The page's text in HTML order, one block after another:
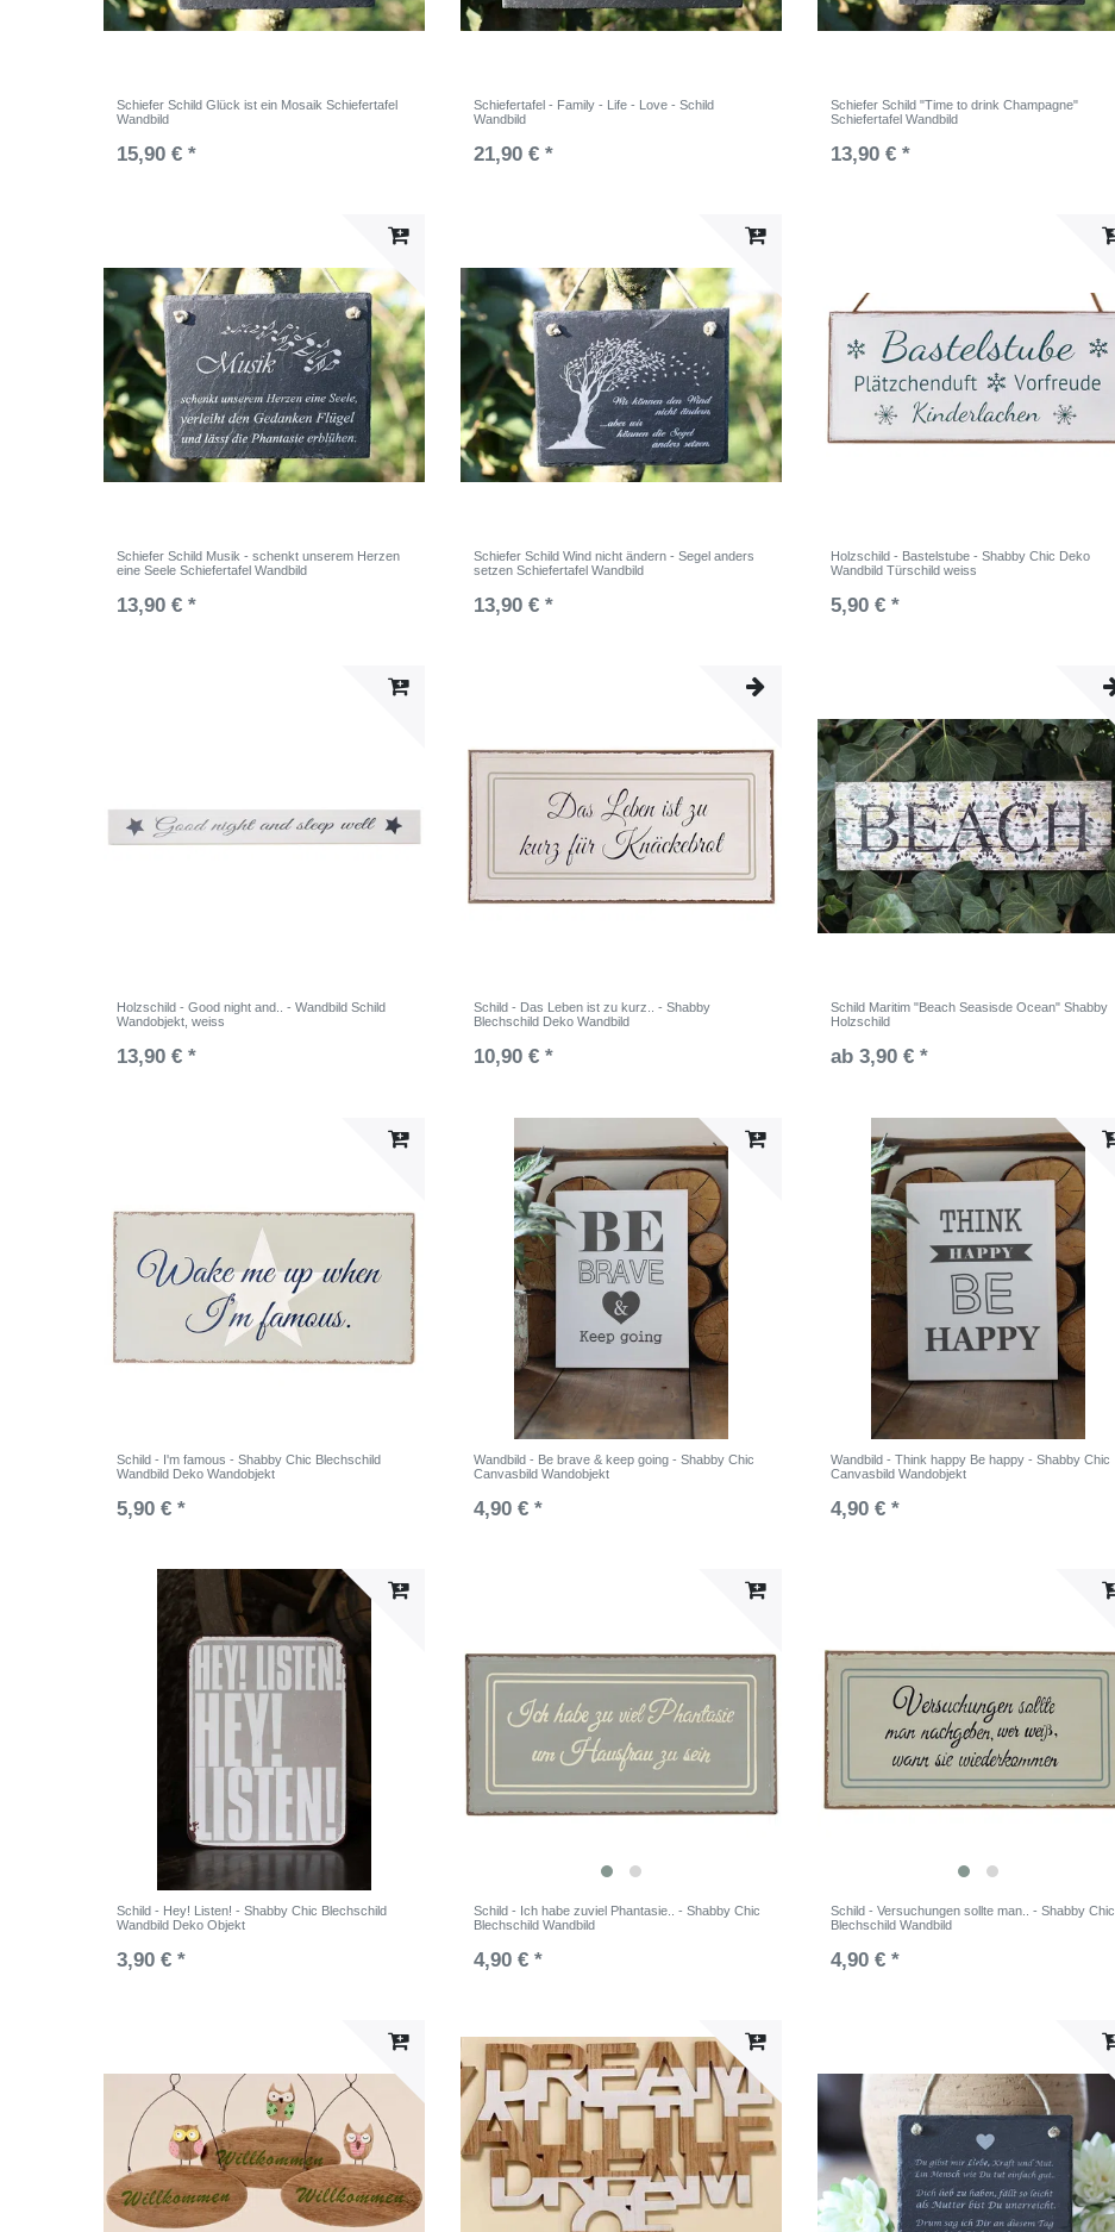
Schiefer Schild Glück ist ein Mosaik Schiefertafel
Wandbild
15,90 € *
Schiefertafel - Family - Life - Love - Schild
Wandbild
21,90 € *
Schiefer Schild "Time to drink Champagne"
Schiefertafel Wandbild
13,90 € *
Schiefer Schild Musik - schenkt unserem Herzen
eine Seele Schiefertafel Wandbild
13,90 € *
Schiefer Schild Wind nicht ändern - Segel anders
setzen Schiefertafel Wandbild
13,90 € *
Holzschild - Bastelstube - Shabby Chic Deko
Wandbild Türschild weiss
5,90 € *
Holzschild - Good night and.. - Wandbild Schild
Wandobjekt, weiss
13,90 € *
Schild - Das Leben ist zu kurz.. - Shabby
Blechschild Deko Wandbild
10,90 € *
Schild Maritim "Beach Seasisde Ocean" Shabby
Holzschild
ab 3,90 € *
Schild - I'm famous - Shabby Chic Blechschild
Wandbild Deko Wandobjekt
5,90 € *
Wandbild - Be brave & keep going - Shabby Chic
Canvasbild Wandobjekt
4,90 € *
Wandbild - Think happy Be happy - Shabby Chic
Canvasbild Wandobjekt
4,90 € *
Schild - Hey! Listen! - Shabby Chic Blechschild
Wandbild Deko Objekt
3,90 € *
Schild - Ich habe zuviel Phantasie.. - Shabby Chic
Blechschild Wandbild
4,90 € *
Schild - Versuchungen sollte man.. - Shabby Chic
Blechschild Wandbild
4,90 € *